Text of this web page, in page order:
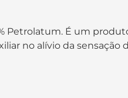
Petrolatum. É um
no alívio da sensação